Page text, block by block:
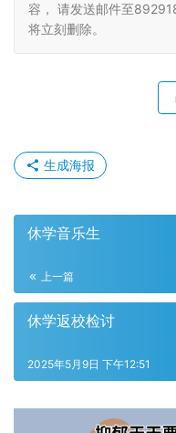
容， 请发送邮件至
将立刻删除。
生成海报
休学音乐生
上一篇
休学返校检讨
2025年5月9日 下午12:51